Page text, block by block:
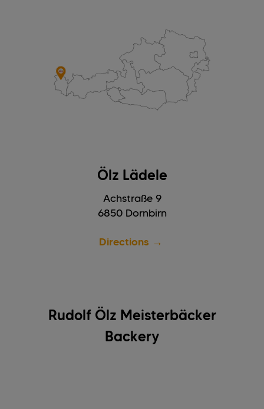
Ölz Lädele
Achstraße 9
6850 Dornbirn
Directions →
Rudolf Ölz Meisterbäcker
Backery